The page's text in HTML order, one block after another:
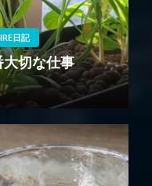
日記
切な仕事